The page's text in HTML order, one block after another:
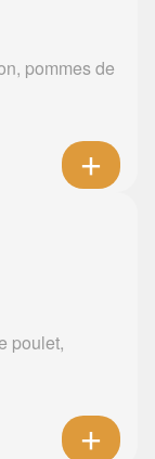
pommes de
poulet,